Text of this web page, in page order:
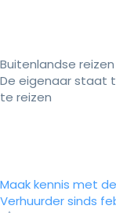
Buitenlandse
De eigenaar staat
te reizen
Maak kennis met
Verhuurder sinds